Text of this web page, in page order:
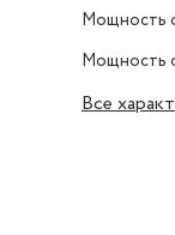
Мощность
Мощность
Все